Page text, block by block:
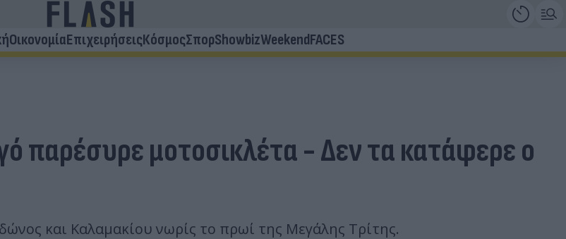
ΟικονομίαΕπιχειρήσειςΚόσμοςΣπορShowbizWeekendFACES
παρέσυρε μοτοσικλέτα - Δεν τα κατάφερε ο
και Καλαμακίου νωρίς το πρωί της Μεγάλης Τρίτης.